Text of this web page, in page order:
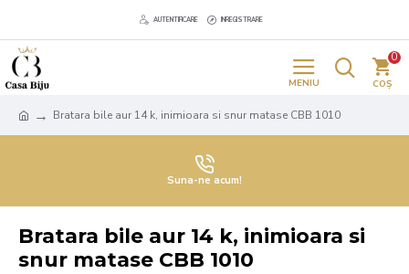
AUTENTIFICARE INREGISTRARE
0
Bratara bile aur 14 k, inimioara si snur matase CBB 1010
Suna-ne acum!
Bratara bile aur 14 k, inimioara si
snur matase CBB 1010